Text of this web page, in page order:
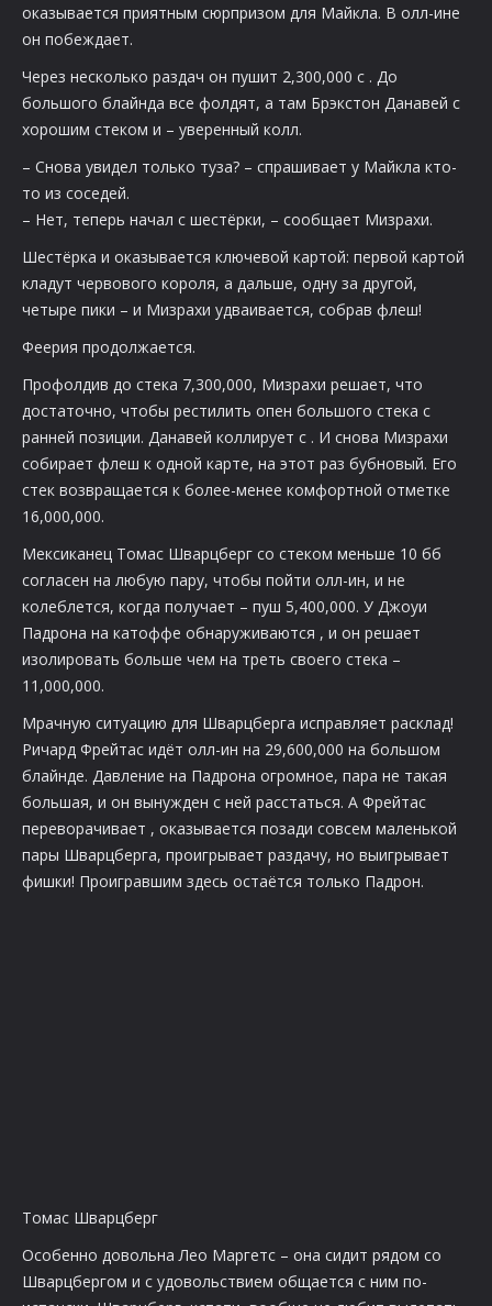
оказывается приятным сюрпризом для Майкла. В олл-ине
он побеждает.
Через несколько раздач он пушит 2,300,000 с . До
большого блайнда все фолдят, а там Брэкстон Данавей с
хорошим стеком и – уверенный колл.
– Снова увидел только туза? – спрашивает у Майкла кто-
то из соседей.
– Нет, теперь начал с шестёрки, – сообщает Мизрахи.
Шестёрка и оказывается ключевой картой: первой картой
кладут червового короля, а дальше, одну за другой,
четыре пики – и Мизрахи удваивается, собрав флеш!
Феерия продолжается.
Профолдив до стека 7,300,000, Мизрахи решает, что
достаточно, чтобы рестилить опен большого стека с
ранней позиции. Данавей коллирует с . И снова Мизрахи
собирает флеш к одной карте, на этот раз бубновый. Его
стек возвращается к более-менее комфортной отметке
16,000,000.
Мексиканец Томас Шварцберг со стеком меньше 10 бб
согласен на любую пару, чтобы пойти олл-ин, и не
колеблется, когда получает – пуш 5,400,000. У Джоуи
Падрона на катоффе обнаруживаются , и он решает
изолировать больше чем на треть своего стека –
11,000,000.
Мрачную ситуацию для Шварцберга исправляет расклад!
Ричард Фрейтас идёт олл-ин на 29,600,000 на большом
блайнде. Давление на Падрона огромное, пара не такая
большая, и он вынужден с ней расстаться. А Фрейтас
переворачивает , оказывается позади совсем маленькой
пары Шварцберга, проигрывает раздачу, но выигрывает
фишки! Проигравшим здесь остаётся только Падрон.
Томас Шварцберг
Особенно довольна Лео Маргетс – она сидит рядом со
Шварцбергом и с удовольствием общается с ним по-